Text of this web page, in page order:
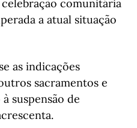
comunitária
a atual situação
as indicações
sacramentos e
suspensão de